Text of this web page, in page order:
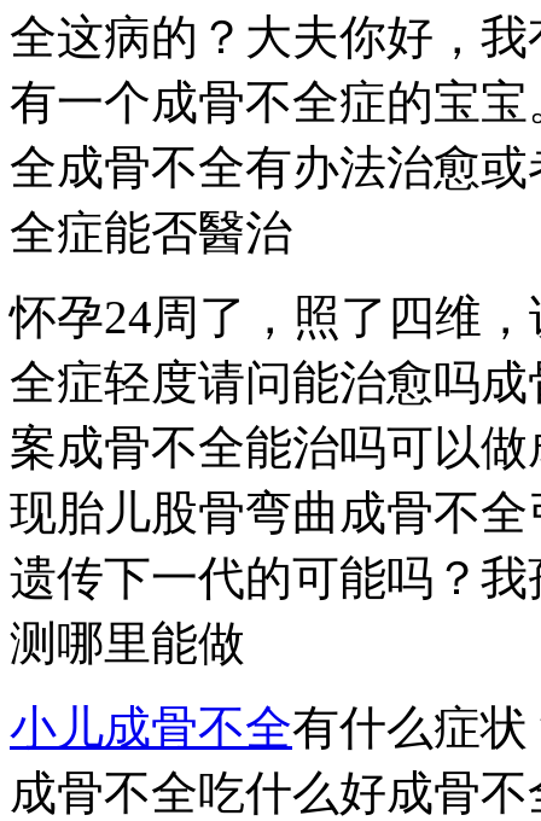
全这病的？大夫你好，
有一个成骨不全症的宝
全成骨不全有办法治愈
全症能否醫治
怀孕24周了，照了四维
全症轻度请问能治愈吗
案成骨不全能治吗可以
现胎儿股骨弯曲成骨不
遗传下一代的可能吗？
测哪里能做
小儿成骨不全有什么症
成骨不全吃什么好成骨